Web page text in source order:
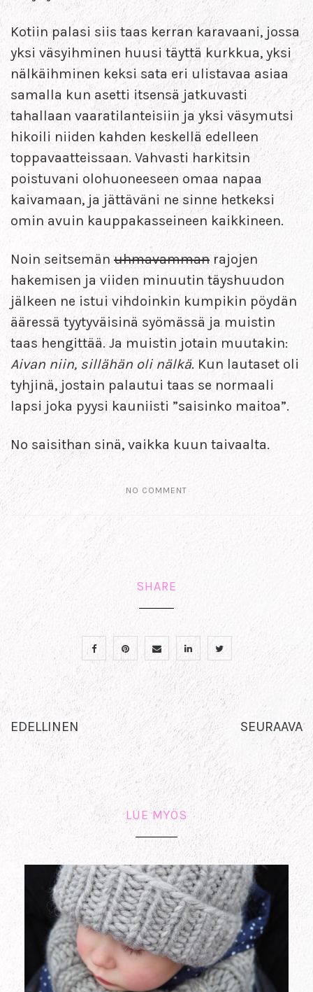
Kotiin palasi siis taas kerran karavaani, jossa
yksi väsyihminen huusi täyttä kurkkua, yksi
nälkäihminen keksi sata eri ulistavaa asiaa
samalla kun asetti itsensä jatkuvasti
tahallaan vaaratilanteisiin ja yksi väsymutsi
hikoili niiden kahden keskellä edelleen
toppavaatteissaan. Vahvasti harkitsin
poistuvani olohuoneeseen omaa napaa
kaivamaan, ja jättäväni ne sinne hetkeksi
omin avuin kauppakasseineen kaikkineen.
Noin seitsemän uhmavammanrajojen
hakemisen ja viiden minuutin täyshuudon
jälkeen ne istui vihdoinkin kumpikin pöydän
ääressä tyytyväisinä syömässä ja muistin
taas hengittää. Ja muistin jotain muutakin:
Aivan niin, sillähän oli nälkä. Kun lautaset oli
tyhjinä, jostain palautui taas se normaali
lapsi joka pyysi kauniisti ”saisinko maitoa”.
No saisithan sinä, vaikka kuun taivaalta.
NO COMMENT
SHARE
EDELLINEN SEURAAVA
LUE MYÖS